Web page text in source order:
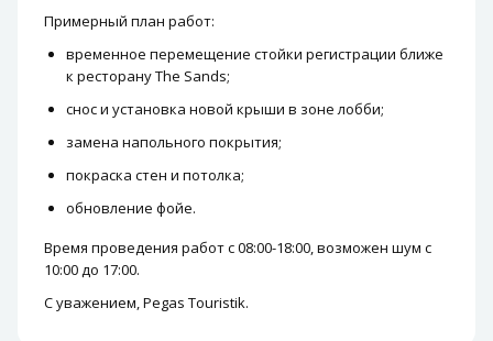
Примерный план работ:
временное перемещение стойки регистрации ближе
к ресторану The Sands;
снос и установка новой крыши в зоне лобби;
замена напольного покрытия;
покраска стен и потолка;
обновление фойе.
Время проведения работ с 08:00-18:00, возможен шум с
10:00 до 17:00.
С уважением, Pegas Touristik.